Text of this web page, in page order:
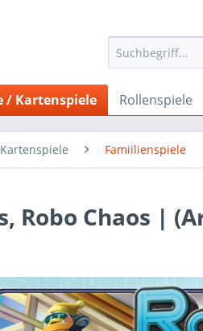
/ Kartenspiele Rollenspiele
Famiilienspiele
Robo Chaos |